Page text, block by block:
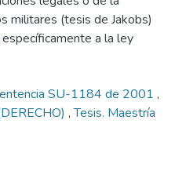
militares (tesis de Jakobs)
a la ley
SU-1184 de 2001 ,
,Tesis. Maestría